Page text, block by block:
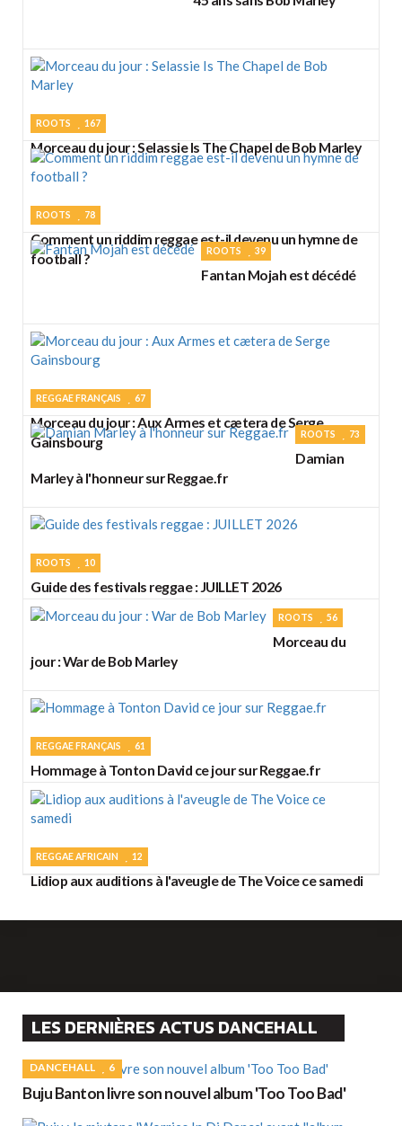
ROOTS 167
Morceau du jour : Selassie Is The Chapel de Bob Marley
ROOTS 78
Comment un riddim reggae est-il devenu un hymne de
football ?
ROOTS 39
Fantan Mojah est décédé
REGGAE FRANÇAIS 67
Morceau du jour : Aux Armes et cætera de Serge
Gainsbourg
ROOTS 73
Damian
Marley à l'honneur sur Reggae.fr
ROOTS 10
Guide des festivals reggae : JUILLET 2026
ROOTS 56
Morceau du
jour : War de Bob Marley
REGGAE FRANÇAIS 61
Hommage à Tonton David ce jour sur Reggae.fr
REGGAE AFRICAIN 12
Lidiop aux auditions à l'aveugle de The Voice ce samedi
LES DERNIÈRES ACTUS DANCEHALL
DANCEHALL 6
Buju Banton livre son nouvel album 'Too Too Bad'